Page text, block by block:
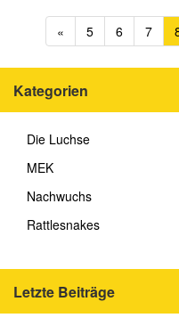
« 5 6 7
Kategorien
Die Luchse
MEK
Nachwuchs
Rattlesnakes
Letzte Beiträge